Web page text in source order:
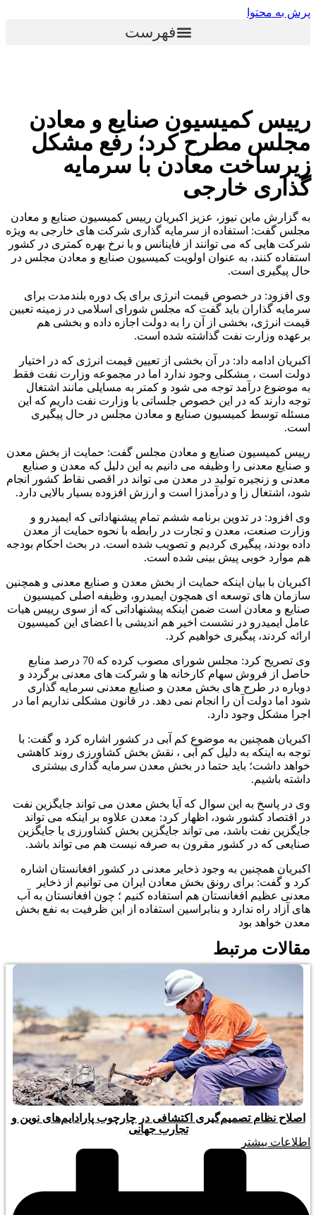
پرش به محتوا
فهرست
رییس کمیسیون صنایع و معادن
مجلس مطرح کرد؛ رفع مشکل
زیرساخت معادن با سرمایه
گذاری خارجی
به گزارش ماین نیوز، عزیز اکبریان رییس کمیسیون صنایع و معادن
مجلس گفت: استفاده از سرمایه گذاری شرکت های خارجی به ویژه
شرکت هایی که می توانند از فاینانس و با نرخ بهره کمتری در کشور
استفاده کنند، به عنوان اولویت کمیسیون صنایع و معادن مجلس در
حال پیگیری است.
وی افزود: در خصوص قیمت انرژی برای یک دوره بلندمدت برای
سرمایه گذاران باید گفت که مجلس شورای اسلامی در زمینه تعیین
قیمت انرژی، بخشی از آن را به دولت اجازه داده و بخشی هم
برعهده وزارت نفت گذاشته شده است.
اکبریان ادامه داد: در آن بخشی از تعیین قیمت انرژی که در اختیار
دولت است ، مشکلی وجود ندارد اما در مجموعه وزارت نفت فقط
به موضوع درآمد توجه می شود و کمتر به مسایلی مانند اشتغال
توجه دارند که در این خصوص جلساتی با وزارت نفت داریم که این
مسئله توسط کمیسیون صنایع و معادن مجلس در حال پیگیری
است.
رییس کمیسیون صنایع و معادن مجلس گفت: حمایت از بخش معدن
و صنایع معدنی را وظیفه می دانیم به این دلیل که معدن و صنایع
معدنی و زنجیره تولید در معدن می تواند در اقصی نقاط کشور انجام
شود، اشتغال زا و درآمدزا است و ارزش افزوده بسیار بالایی دارد.
وی افزود: در تدوین برنامه ششم تمام پیشنهاداتی که ایمیدرو و
وزارت صنعت، معدن و تجارت در رابطه با نحوه حمایت از معدن
داده بودند، پیگیری کردیم و تصویب شده است. در بحث احکام بودجه
هم موارد خوبی پیش بینی شده است.
اکبریان با بیان اینکه حمایت از بخش معدن و صنایع معدنی و همچنین
سازمان های توسعه ای همچون ایمیدرو، وظیفه اصلی کمیسیون
صنایع و معادن است ضمن اینکه پیشنهاداتی که از سوی رییس هیات
عامل ایمیدرو در نشست اخیر هم اندیشی با اعضای این کمیسیون
ارائه کردند، پیگیری خواهیم کرد.
وی تصریح کرد: مجلس شورای مصوب کرده که 70 درصد منابع
حاصل از فروش سهام کارخانه ها و شرکت های معدنی برگردد و
دوباره در طرح های بخش معدن و صنایع معدنی سرمایه گذاری
شود اما دولت آن را انجام نمی دهد. در قانون مشکلی نداریم اما در
اجرا مشکل وجود دارد.
اکبریان همچنین به موضوع کم آبی در کشور اشاره کرد و گفت: با
توجه به اینکه به دلیل کم آبی ، نقش بخش کشاورزی روند کاهشی
خواهد داشت؛ باید حتما در بخش معدن سرمایه گذاری بیشتری
داشته باشیم.
وی در پاسخ به این سوال که آیا بخش معدن می تواند جایگزین نفت
در اقتصاد کشور شود، اظهار کرد: معدن علاوه بر اینکه می تواند
جایگزین نفت باشد، می تواند جایگزین بخش کشاورزی یا جایگزین
صنایعی که در کشور مقرون به صرفه نیست هم می تواند باشد.
اکبریان همچنین به وجود ذخایر معدنی در کشور افغانستان اشاره
کرد و گفت: برای رونق بخش معادن ایران می توانیم از ذخایر
معدنی عظیم افغانستان هم استفاده کنیم ؛ چون افغانستان به آب
های آزاد راه ندارد و بنابراسین استفاده از این ظرفیت به نفع بخش
معدن خواهد بود
مقالات مرتبط
اصلاح نظام تصمیم‌گیری اکتشافی در چارچوب پارادایم‌های نوین و
تجارب جهانی
اطلاعات بیشتر